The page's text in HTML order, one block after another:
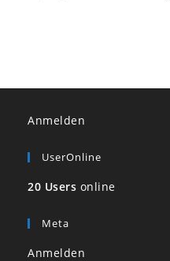
Anmelden
UserOnline
20 Users online
Meta
Anmelden